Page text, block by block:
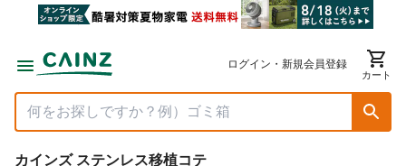
ログイン・新規会員登録
カート
カインズ ステンレス移植コテ